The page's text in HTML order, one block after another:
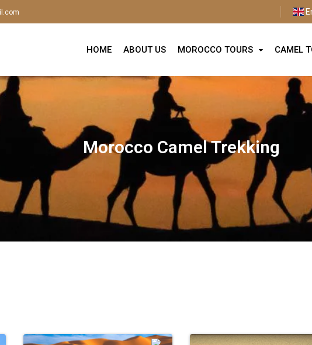
HOME ABOUT US MOROCCO TOURS CAMEL
Morocco Camel Trekking